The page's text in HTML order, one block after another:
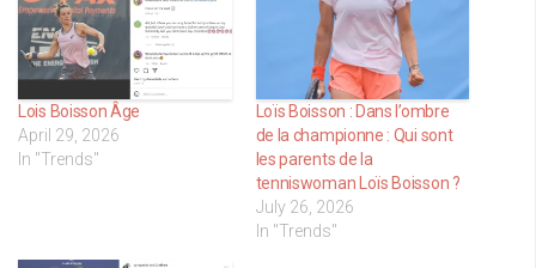
Lois Boisson Âge
April 29, 2026
In "Trends"
Loïs Boisson : Dans l’ombre
de la championne : Qui sont
les parents de la
tenniswoman Loïs Boisson ?
July 26, 2026
In "Trends"